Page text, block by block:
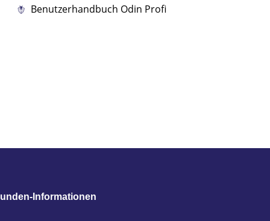
Benutzerhandbuch Odin Profi
Informationen